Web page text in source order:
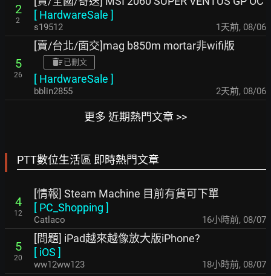
2
2
[ HardwareSale ]
s19512 1天前, 08/06
5
26
[賣/台北/面交]mag b850m mortar非wifi版
已刪文
[ HardwareSale ]
bblin2855 2天前, 08/06
更多 近期熱門文章 >>
PTT數位生活區 即時熱門文章
4
12
[情報] Steam Machine 目前有貨可下單
[ PC_Shopping ]
Catlaco 16小時前, 08/07
5
20
[問題] iPad越來越像放大版iPhone?
[ iOS ]
ww12ww123 18小時前, 08/07